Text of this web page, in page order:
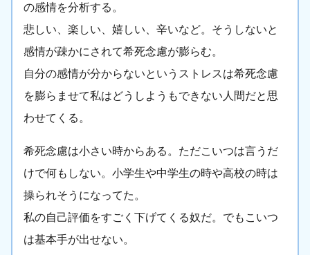
の感情を分析する。
悲しい、楽しい、嬉しい、辛いなど。そうしないと
感情が疎かにされて希死念慮が膨らむ。
自分の感情が分からないというストレスは希死念慮
を膨らませて私はどうしようもできない人間だと思
わせてくる。
希死念慮は小さい時からある。ただこいつは言うだ
けで何もしない。小学生や中学生の時や高校の時は
操られそうになってた。
私の自己評価をすごく下げてくる奴だ。でもこいつ
は基本手が出せない。